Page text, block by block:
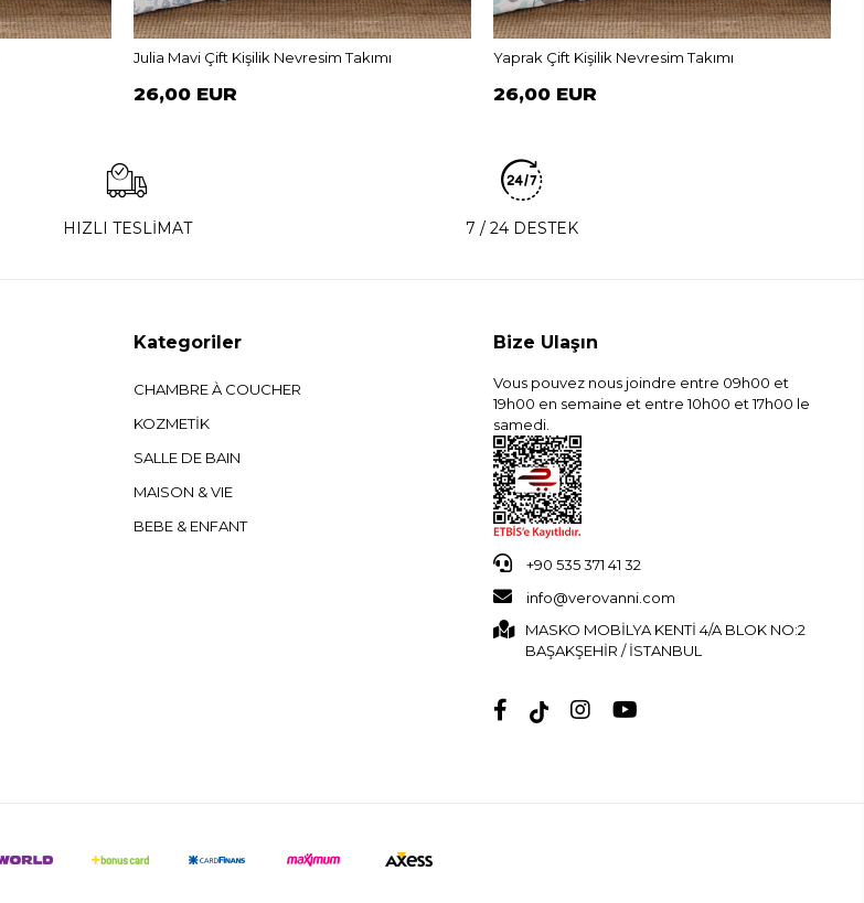
Julia Mavi Çift Kişilik Nevresim Takımı
26,00 EUR
Yaprak Çift Kişilik Nevresim Takımı
26,00 EUR
HIZLI TESLİMAT 7 / 24 DESTEK
Kategoriler
CHAMBRE À COUCHER
KOZMETİK
SALLE DE BAIN
MAISON & VIE
BEBE & ENFANT
Bize Ulaşın
Vous pouvez nous joindre entre 09h00 et
19h00 en semaine et entre 10h00 et 17h00 le
samedi.
+90 535 371 41 32
info@verovanni.com
MASKO MOBİLYA KENTİ 4/A BLOK NO:2
BAŞAKŞEHİR / İSTANBUL